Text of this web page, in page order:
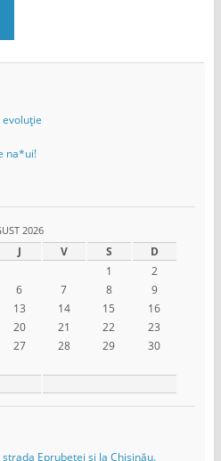
na*ui!
2026
J V S D
1
2
6 7 8
9
13 14 15
16
20 21 22
23
27 28 29
30
strada Eprubetei și la Chișinău.